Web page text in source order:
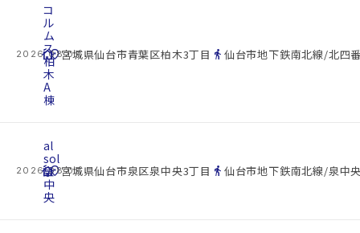
2026.08.07
cottage
コ
ル
ム
ス
柏
木
A
棟
location_on宮城県仙台市青葉区柏木3丁目 directions_walk 仙台市地下鉄南北線/北四
2026.08.07
cottage
al
sol
泉
中
央
location_on宮城県仙台市泉区泉中央3丁目 directions_walk 仙台市地下鉄南北線/泉中